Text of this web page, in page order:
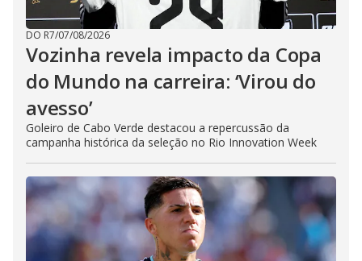
DO R7/07/08/2026
Vozinha revela impacto da Copa
do Mundo na carreira: ‘Virou do
avesso’
Goleiro de Cabo Verde destacou a repercussão da
campanha histórica da seleção no Rio Innovation Week